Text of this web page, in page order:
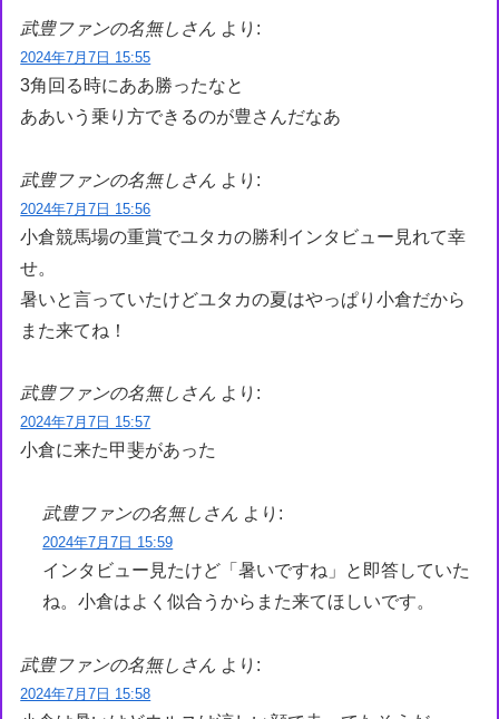
武豊ファンの名無しさん より:
2024年7月7日 15:55
3角回る時にああ勝ったなと
ああいう乗り方できるのが豊さんだなあ
武豊ファンの名無しさん より:
2024年7月7日 15:56
小倉競馬場の重賞でユタカの勝利インタビュー見れて幸
せ。
暑いと言っていたけどユタカの夏はやっぱり小倉だから
また来てね！
武豊ファンの名無しさん より:
2024年7月7日 15:57
小倉に来た甲斐があった
武豊ファンの名無しさん より:
2024年7月7日 15:59
インタビュー見たけど「暑いですね」と即答していた
ね。小倉はよく似合うからまた来てほしいです。
武豊ファンの名無しさん より:
2024年7月7日 15:58